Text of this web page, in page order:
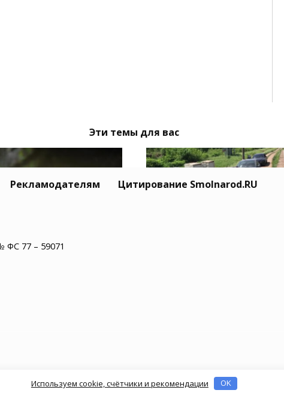
Эти темы для вас
Рекламодателям Цитирование Smolnarod.RU
ФС 77 – 59071
Используем cookie, счётчики и рекомендации OK